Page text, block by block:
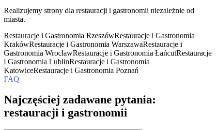
Realizujemy strony dla restauracji i gastronomii niezależnie od
miasta.
Restauracje i Gastronomia RzeszówRestauracje i Gastronomia
KrakówRestauracje i Gastronomia WarszawaRestauracje i
Gastronomia WrocławRestauracje i Gastronomia ŁańcutRestauracje
i Gastronomia LublinRestauracje i Gastronomia
KatowiceRestauracje i Gastronomia Poznań
FAQ
Najczęściej zadawane pytania:
restauracji i gastronomii